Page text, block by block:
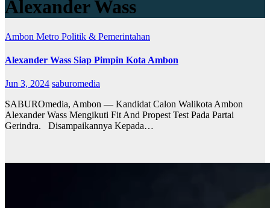
Alexander Wass
Ambon Metro Politik & Pemerintahan
Alexander Wass Siap Pimpin Kota Ambon
Jun 3, 2024 saburomedia
SABUROmedia, Ambon — Kandidat Calon Walikota Ambon
Alexander Wass Mengikuti Fit And Propest Test Pada Partai
Gerindra. Disampaikannya Kepada…